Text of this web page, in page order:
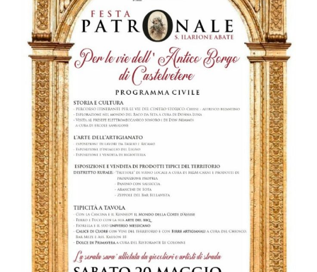
kaulon18
Mag 17